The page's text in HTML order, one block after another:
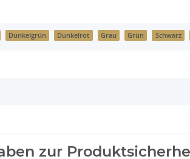
Dunkelgrün Dunkelrot Grau Grün Schwarz
zur